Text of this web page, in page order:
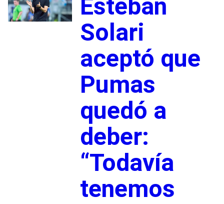
Esteban
Solari
aceptó que
Pumas
quedó a
deber:
“Todavía
tenemos